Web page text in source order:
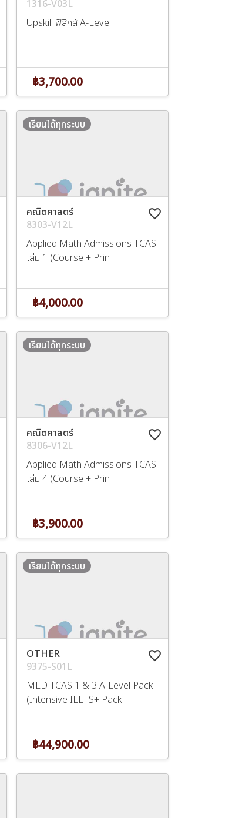
1316-V03L
Upskill ฟิสิกส์ A-Level
฿3,700.00
favorite_border
คณิตศาสตร์
8303-V12L
Applied Math Admissions TCAS
เล่ม 1 (Course + Prin
เรียนได้ทุกระบบ
฿4,000.00
favorite_border
คณิตศาสตร์
8306-V12L
Applied Math Admissions TCAS
เล่ม 4 (Course + Prin
เรียนได้ทุกระบบ
฿3,900.00
favorite_border
OTHER
9375-S01L
MED TCAS 1 & 3 A-Level Pack
(Intensive IELTS+ Pack
เรียนได้ทุกระบบ
฿44,900.00